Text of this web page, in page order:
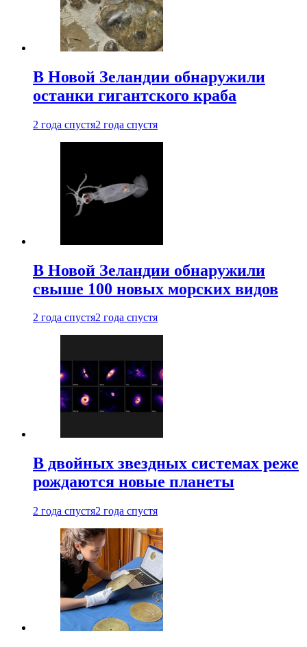
В Новой Зеландии обнаружили
останки гигантского краба
2 года спустя2 года спустя
В Новой Зеландии обнаружили
свыше 100 новых морских видов
2 года спустя2 года спустя
В двойных звездных системах реже
рождаются новые планеты
2 года спустя2 года спустя